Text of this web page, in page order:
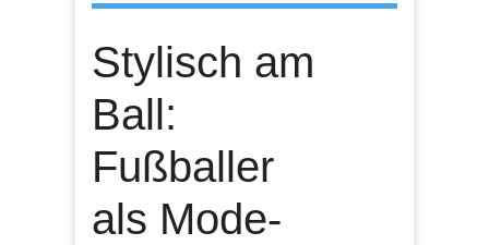
Stylisch am
Ball:
Fußballer
als Mode-